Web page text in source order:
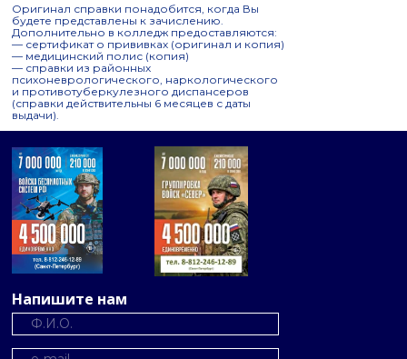
Оригинал справки понадобится, когда Вы
будете представлены к зачислению.
Дополнительно в колледж предоставляются:
— сертификат о прививках (оригинал и копия)
— медицинский полис (копия)
— справки из районных
психоневрологического, наркологического
и противотуберкулезного диспансеров
(справки действительны 6 месяцев с даты
выдачи).
Напишите нам